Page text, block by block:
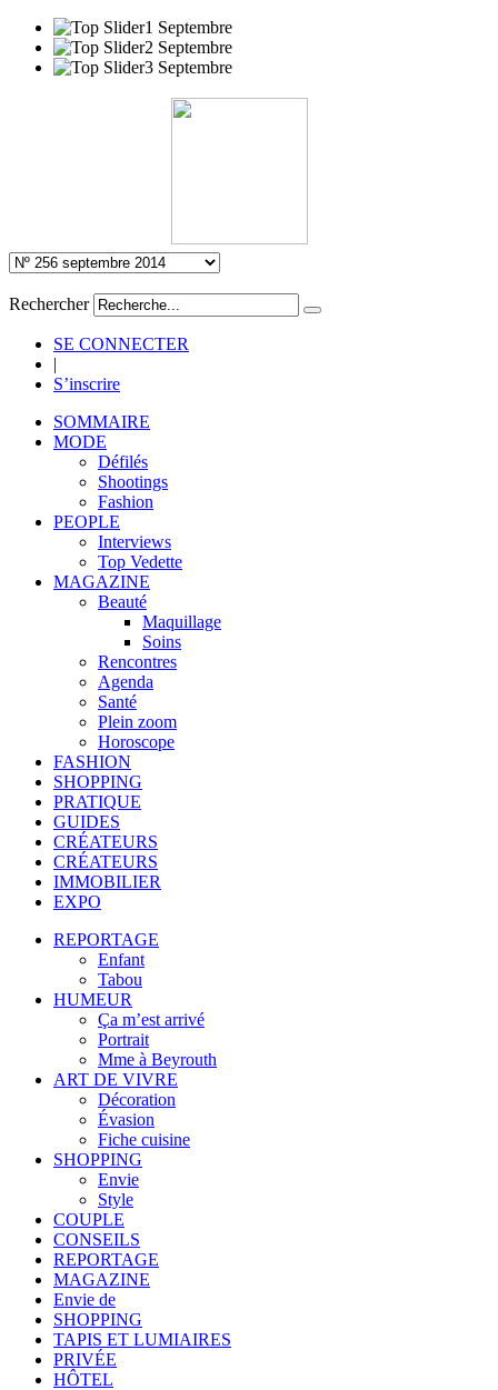
Rechercher
SE CONNECTER
|
S’inscrire
SOMMAIRE
MODE
Défilés
Shootings
Fashion
PEOPLE
Interviews
Top Vedette
MAGAZINE
Beauté
Maquillage
Soins
Rencontres
Agenda
Santé
Plein zoom
Horoscope
FASHION
SHOPPING
PRATIQUE
GUIDES
CRÉATEURS
CRÉATEURS
IMMOBILIER
EXPO
REPORTAGE
Enfant
Tabou
HUMEUR
Ça m’est arrivé
Portrait
Mme à Beyrouth
ART DE VIVRE
Décoration
Évasion
Fiche cuisine
SHOPPING
Envie
Style
COUPLE
CONSEILS
REPORTAGE
MAGAZINE
Envie de
SHOPPING
TAPIS ET LUMIAIRES
PRIVÉE
HÔTEL